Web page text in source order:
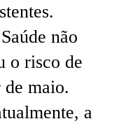
não
o risco de
de maio.
a